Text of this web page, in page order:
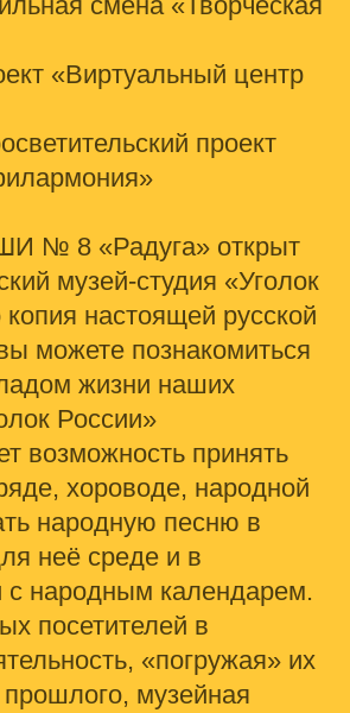
«Виртуальный центр
проект
№ 8 «Радуга» открыт
музей-студия «Уголок
настоящей русской
можете познакомиться
жизни наших
России»
возможность принять
хороводе, народной
народную песню в
неё среде и в
с народным календарем.
посетителей в
«погружая» их
музейная